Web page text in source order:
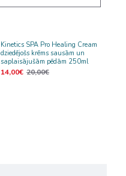
Kinetics SPA Pro Healing Cream
dziedējošs krēms sausām un
saplaisājušām pēdām 250ml
14,00€ 20,00€